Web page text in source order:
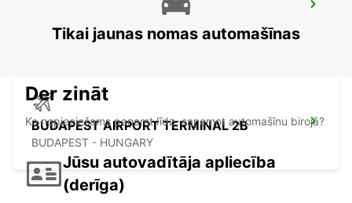
CLUJ NAPOCA AIRPORT
CLUJ NAPOCA - ROMANIA
BUDAPEST AIRPORT TERMINAL 2B
BUDAPEST - HUNGARY
Tikai jaunas nomas automašīnas
Der zināt
Ko nepieciešams paņemt līdz, saņemot automašīnu birojā?
Jūsu autovadītāja apliecība
(derīga)